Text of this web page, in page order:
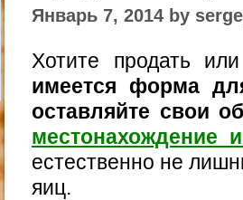
Январь 7, 2014 by
Хотите продать
имеется форма
оставляйте свои
местонахождение
естественно не
яиц.